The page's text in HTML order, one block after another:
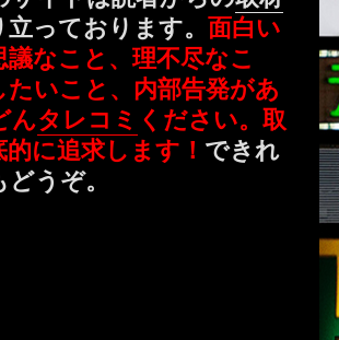
立っております。面白い
議なこと、理不尽なこ
たいこと、内部告発があ
んタレコミ ください。取
に追求します！ できれ
どうぞ。